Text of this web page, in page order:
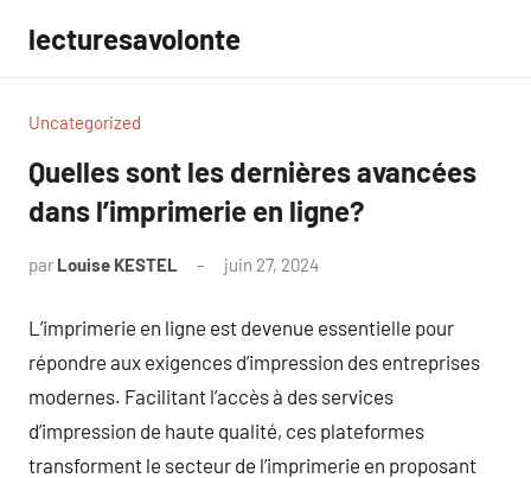
contenu
lecturesavolonte
Uncategorized
Quelles sont les dernières avancées
dans l’imprimerie en ligne?
par Louise KESTEL juin 27, 2024
L’imprimerie en ligne est devenue essentielle pour
répondre aux exigences d’impression des entreprises
modernes. Facilitant l’accès à des services
d’impression de haute qualité, ces plateformes
transforment le secteur de l’imprimerie en proposant